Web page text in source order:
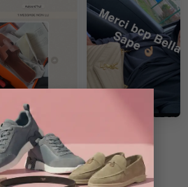
VOIR PLUS